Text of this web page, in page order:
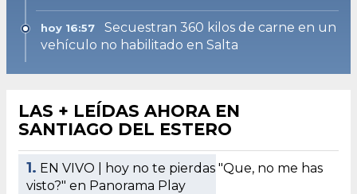
hoy 16:57
Secuestran 360 kilos de carne en un
vehículo no habilitado en Salta
LAS + LEÍDAS AHORA EN
SANTIAGO DEL ESTERO
1. EN VIVO | hoy no te pierdas "Que, no me has
visto?" en Panorama Play